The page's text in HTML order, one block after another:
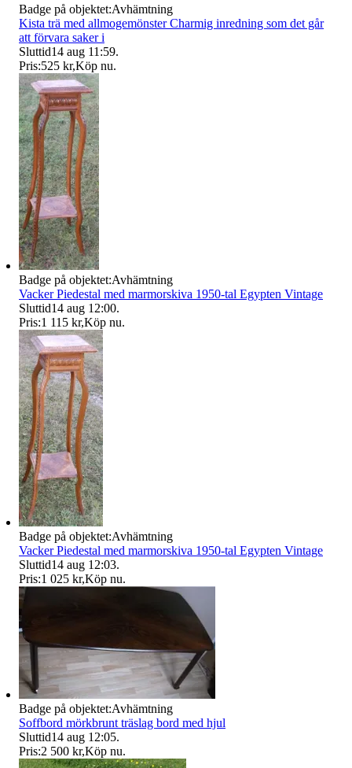
Badge på objektet:Avhämtning
Kista trä med allmogemönster Charmig inredning som det går
att förvara saker i
Sluttid14 aug 11:59.
Pris:525 kr,Köp nu.
Badge på objektet:Avhämtning
Vacker Piedestal med marmorskiva 1950-tal Egypten Vintage
Sluttid14 aug 12:00.
Pris:1 115 kr,Köp nu.
Badge på objektet:Avhämtning
Vacker Piedestal med marmorskiva 1950-tal Egypten Vintage
Sluttid14 aug 12:03.
Pris:1 025 kr,Köp nu.
Badge på objektet:Avhämtning
Soffbord mörkbrunt träslag bord med hjul
Sluttid14 aug 12:05.
Pris:2 500 kr,Köp nu.